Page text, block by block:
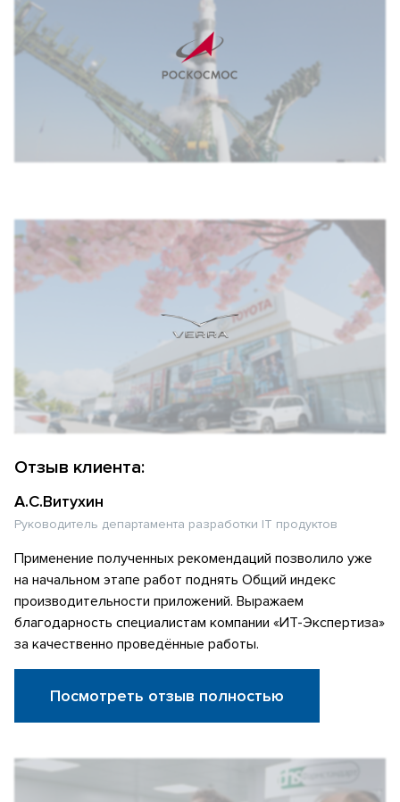
Отзыв клиента:
А.С.Витухин
Руководитель департамента разработки IT продуктов
Применение полученных рекомендаций позволило уже
на начальном этапе работ поднять Общий индекс
производительности приложений. Выражаем
благодарность специалистам компании «ИТ-Экспертиза»
за качественно проведённые работы.
Посмотреть отзыв полностью